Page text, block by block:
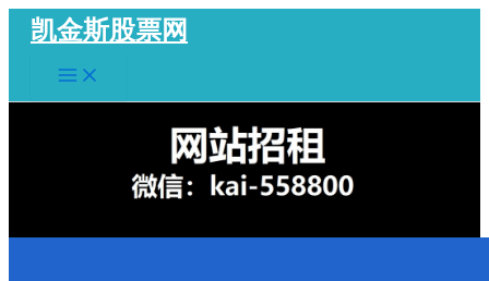
容
凯金斯股票网
Main
Menu